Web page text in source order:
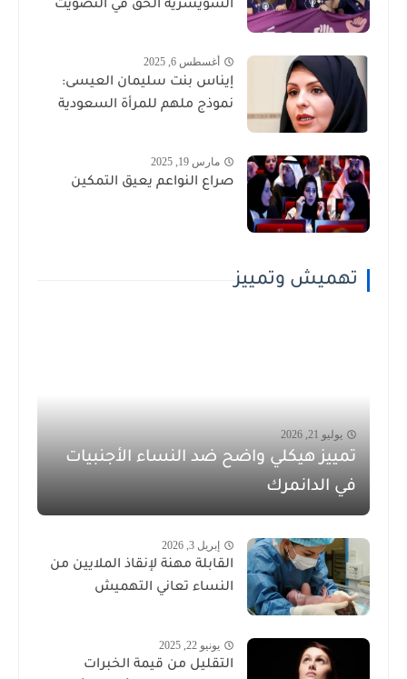
السويسرية الحق في التصويت
أغسطس 6, 2025
إيناس بنت سليمان العيسى:
نموذج ملهم للمرأة السعودية
مارس 19, 2025
صراع النواعم يعيق التمكين
تهميش وتمييز
يوليو 21, 2026
تمييز هيكلي واضح ضد النساء الأجنبيات
في الدانمرك
إبريل 3, 2026
القابلة مهنة لإنقاذ الملايين من
النساء تعاني التهميش
يونيو 22, 2025
التقليل من قيمة الخبرات